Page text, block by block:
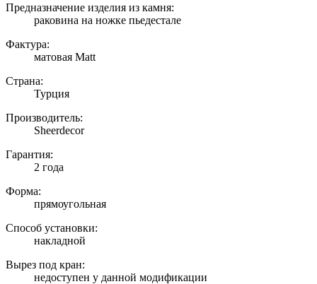
Предназначение изделия из камня:
раковина на ножке пьедестале
Фактура:
матовая Matt
Страна:
Турция
Производитель:
Sheerdecor
Гарантия:
2 года
Форма:
прямоугольная
Способ установки:
накладной
Вырез под кран:
недоступен у данной модификации